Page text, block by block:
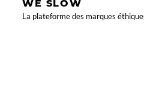
WE SLOW
La plateforme des marques